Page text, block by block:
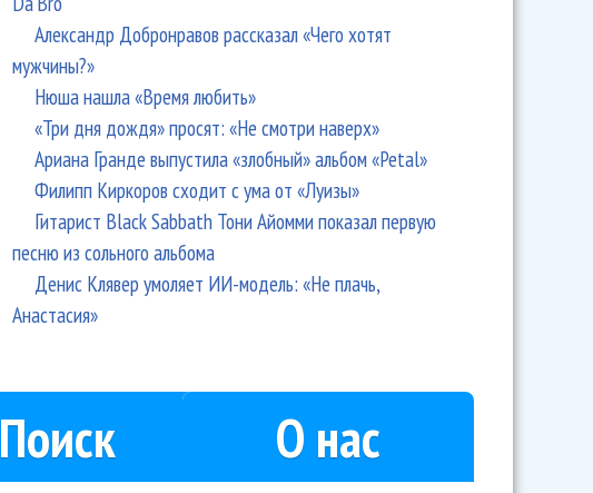
Александр Добронравов рассказал «Чего хотят
мужчины?»
Нюша нашла «Время любить»
«Три дня дождя» просят: «Не смотри наверх»
Ариана Гранде выпустила «злобный» альбом «Petal»
Филипп Киркоров сходит с ума от «Луизы»
Гитарист Black Sabbath Тони Айомми показал первую
песню из сольного альбома
Денис Клявер умоляет ИИ-модель: «Не плачь,
Анастасия»
Поиск О нас